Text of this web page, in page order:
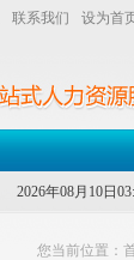
联系我们 设为首
2026年08月10日
您当前位置：